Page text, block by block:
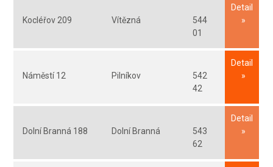
Kocléřov 209 Vítězná
544
01
Detail
Náměstí 12 Pilníkov
542
42
Detail
Dolní Branná 188 Dolní Branná
543
62
Detail